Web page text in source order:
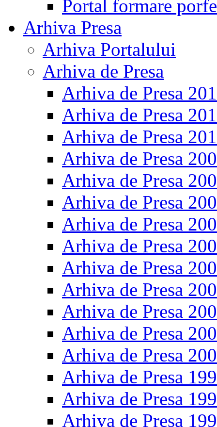
Portal formare
Arhiva Presa
Arhiva Portalului
Arhiva de Presa
Arhiva de Presa
Arhiva de Presa
Arhiva de Presa
Arhiva de Presa
Arhiva de Presa
Arhiva de Presa
Arhiva de Presa
Arhiva de Presa
Arhiva de Presa
Arhiva de Presa
Arhiva de Presa
Arhiva de Presa
Arhiva de Presa
Arhiva de Presa
Arhiva de Presa
Arhiva de Presa